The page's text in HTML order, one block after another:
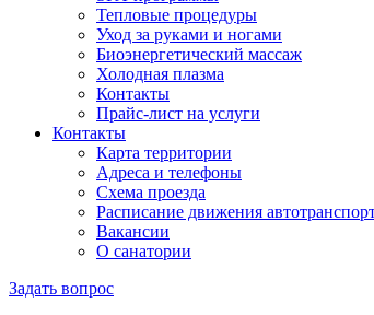
Тепловые процедуры
Уход за руками и ногами
Биоэнергетический массаж
Холодная плазма
Контакты
Прайс-лист на услуги
Контакты
Карта территории
Адреса и телефоны
Схема проезда
Расписание движения
Вакансии
О санатории
Задать вопрос